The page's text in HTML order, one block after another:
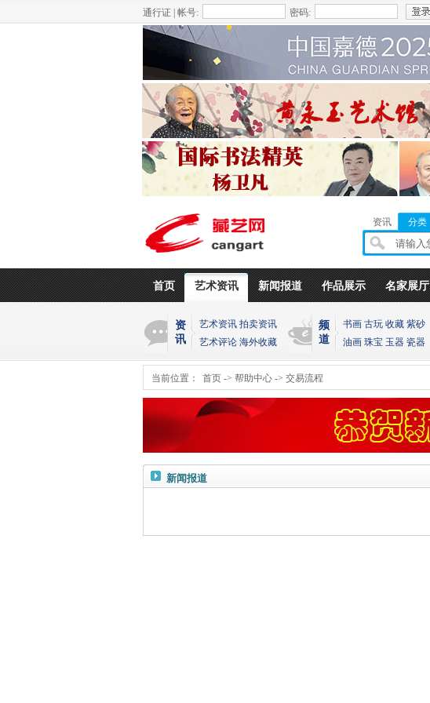
通行证 | 帐号: 密码:
资讯 分类
首页 艺术资讯 新闻报道 作品展示 名家展厅
资
讯
艺术资讯 拍卖资讯
艺术评论 海外收藏
频
道
书画 古玩 收藏 紫砂
油画 珠宝 玉器 瓷器
当前位置： 首页 -> 帮助中心 -> 交易流程
新闻报道